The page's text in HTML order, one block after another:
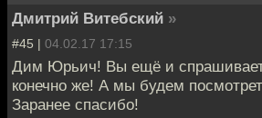
Дмитрий Витебский »
#45 | 04.02.17 17:15
Дим Юрьич! Вы ещё и
конечно же! А мы будем
Заранее спасибо!